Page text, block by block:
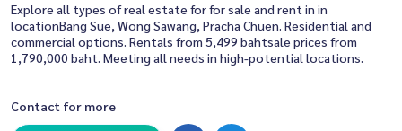
Explore all types of real estate for for sale and rent in in
locationBang Sue, Wong Sawang, Pracha Chuen. Residential and
commercial options. Rentals from 5,499 bahtsale prices from
1,790,000 baht. Meeting all needs in high-potential locations.
Contact for more